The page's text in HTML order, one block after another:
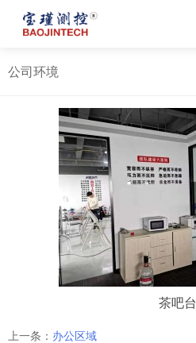
公司环境
茶吧台
上一条： 办公区域